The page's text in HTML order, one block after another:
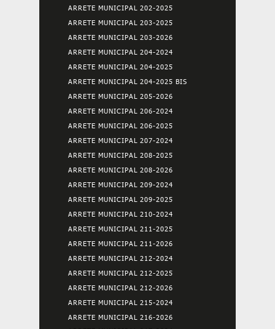
ARRETE MUNICIPAL 202-2025
ARRETE MUNICIPAL 203-2025
ARRETE MUNICIPAL 203-2026
ARRETE MUNICIPAL 204-2024
ARRETE MUNICIPAL 204-2025
ARRETE MUNICIPAL 204-2025 BIS
ARRETE MUNICIPAL 205-2026
ARRETE MUNICIPAL 206-2024
ARRETE MUNICIPAL 206-2025
ARRETE MUNICIPAL 207-2024
ARRETE MUNICIPAL 208-2025
ARRETE MUNICIPAL 208-2026
ARRETE MUNICIPAL 209-2024
ARRETE MUNICIPAL 209-2025
ARRETE MUNICIPAL 210-2024
ARRETE MUNICIPAL 211-2025
ARRETE MUNICIPAL 211-2026
ARRETE MUNICIPAL 212-2024
ARRETE MUNICIPAL 212-2025
ARRETE MUNICIPAL 212-2026
ARRETE MUNICIPAL 215-2024
ARRETE MUNICIPAL 216-2026